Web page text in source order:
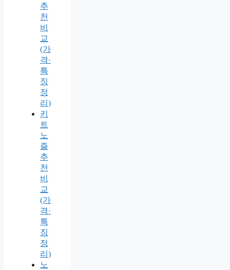
추
천
비
교
(가
격·
특
징
정
리)
키
트
노
즐
추
천
비
교
(가
격·
특
징
정
리)
노